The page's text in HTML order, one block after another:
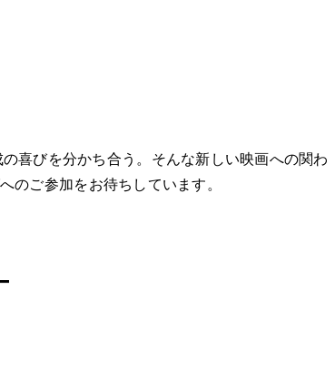
喜びを分かち合う。そんな新しい映画への関わ
のご参加をお待ちしています。